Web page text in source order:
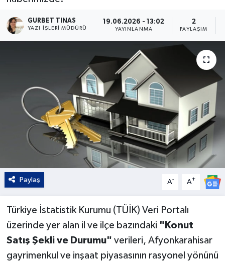
GURBET TINAS
YAZI İŞLERI MÜDÜRÜ
19.06.2026 - 13:02
YAYINLANMA
2
PAYLAŞIM
Paylaş A- A+
Türkiye İstatistik Kurumu (TÜİK) Veri Portalı
üzerinde yer alan il ve ilçe bazındaki "Konut
Satış Şekli ve Durumu" verileri, Afyonkarahisar
gayrimenkul ve inşaat piyasasının rasyonel yönünü